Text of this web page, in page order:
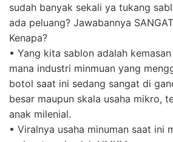
sudah banyak sekali ya tukang
ada peluang? Jawabannya
Kenapa?
• Yang kita sablon adalah
mana industri minmuan yang
botol saat ini sedang sangat di
besar maupun skala usaha mikro,
anak milenial.
• Viralnya usaha minuman saat ini